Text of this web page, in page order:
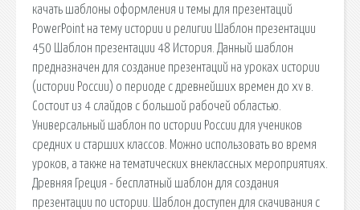
качать шаблоны оформления и темы для презентаций
PowerPoint на тему истории и религии Шаблон презентации
450 Шаблон презентации 48 История. Данный шаблон
предназначен для создание презентаций на уроках истории
(истории России) о периоде с древнейших времен до xv в.
Состоит из 4 слайдов с большой рабочей областью.
Универсальный шаблон по истории России для учеников
средних и старших классов. Можно использовать во время
уроков, а также на тематических внеклассных мероприятиях.
Древняя Греция - бесплатный шаблон для создания
презентации по истории. Шаблон доступен для скачивания с